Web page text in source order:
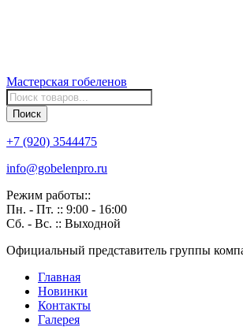
Мастерская гобеленов
Поиск
товаров
Поиск
+7 (920) 3544475
info@gobelenpro.ru
Режим работы::
Пн. - Пт. :: 9:00 - 16:00
Сб. - Вс. :: Выходной
Официальный представитель группы
Главная
Новинки
Контакты
Галерея